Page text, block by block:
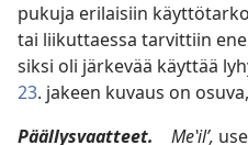
pukuja erilaisiin
tai liikuttaessa tarvittiin
siksi oli järkevää käyttää
23. jakeen kuvaus on
Päällysvaatteet. Meʽilʹ,